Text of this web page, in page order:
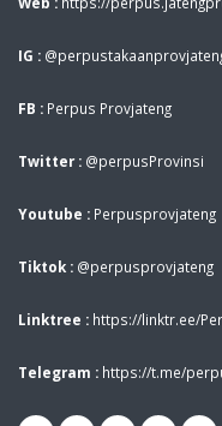
IG :
FB : Perpus Provjateng
Twitter : @perpusProvinsi
Youtube : Perpusprovjateng
Tiktok : @perpusprovjateng
Linktree : https://linktr.ee/
Telegram : https://t.me/